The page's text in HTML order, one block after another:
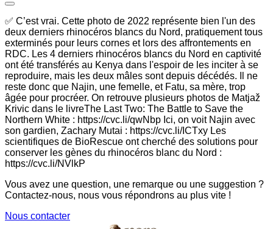
✅ C’est vrai. Cette photo de 2022 représente bien l'un des
deux derniers rhinocéros blancs du Nord, pratiquement tous
exterminés pour leurs cornes et lors des affrontements en
RDC. Les 4 derniers rhinocéros blancs du Nord en captivité
ont été transférés au Kenya dans l'espoir de les inciter à se
reproduire, mais les deux mâles sont depuis décédés. Il ne
reste donc que Najin, une femelle, et Fatu, sa mère, trop
âgée pour procréer. On retrouve plusieurs photos de Matjaž
Krivic dans le livreThe Last Two: The Battle to Save the
Northern White : https://cvc.li/qwNbp Ici, on voit Najin avec
son gardien, Zachary Mutai : https://cvc.li/ICTxy Les
scientifiques de BioRescue ont cherché des solutions pour
conserver les gènes du rhinocéros blanc du Nord :
https://cvc.li/NVlkP
Vous avez une question, une remarque ou une suggestion ?
Contactez-nous, nous vous répondrons au plus vite !
Nous contacter